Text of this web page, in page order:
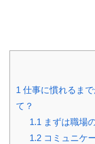
1 仕事に慣れるま
て？
1.1 まずは職場
1.2コミュニケ